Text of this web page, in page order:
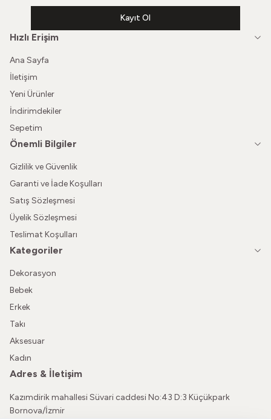
Kayıt Ol
Hızlı Erişim
Ana Sayfa
İletişim
Yeni Ürünler
İndirimdekiler
Sepetim
Önemli Bilgiler
Gizlilik ve Güvenlik
Garanti ve İade Koşulları
Satış Sözleşmesi
Üyelik Sözleşmesi
Teslimat Koşulları
Kategoriler
Dekorasyon
Bebek
Erkek
Takı
Aksesuar
Kadın
Adres & İletişim
Kazımdirik mahallesi Süvari caddesi No:43 D:3 Küçükpark
Bornova/İzmir